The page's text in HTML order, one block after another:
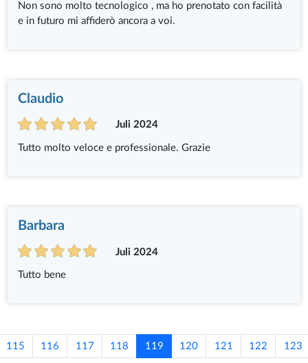
Non sono molto tecnologico , ma ho prenotato con facilità
e in futuro mi affiderò ancora a voi.
Claudio
Juli 2024
Tutto molto veloce e professionale. Grazie
Barbara
Juli 2024
Tutto bene
115 116 117 118 119 120 121 122 123